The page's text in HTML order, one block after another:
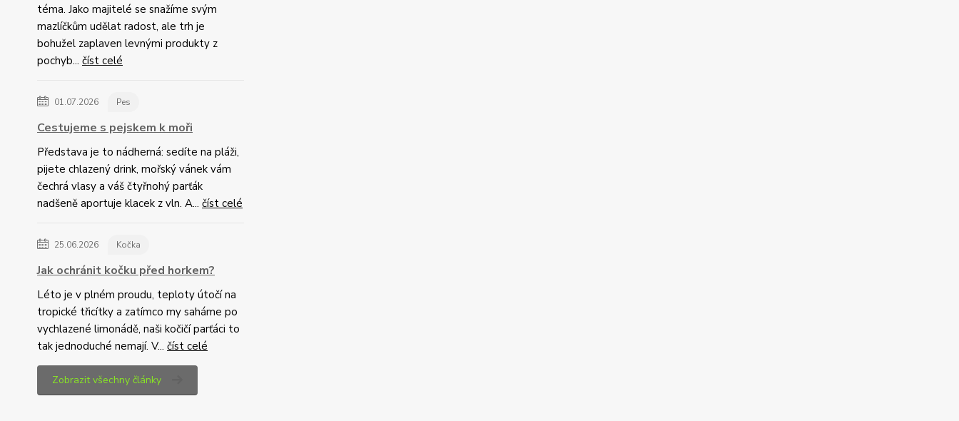
téma. Jako majitelé se snažíme svým
mazlíčkům udělat radost, ale trh je
bohužel zaplaven levnými produkty z
pochyb... číst celé
01.07.2026 Pes
Cestujeme s pejskem k moři
Představa je to nádherná: sedíte na pláži,
pijete chlazený drink, mořský vánek vám
čechrá vlasy a váš čtyřnohý parťák
nadšeně aportuje klacek z vln. A... číst celé
25.06.2026 Kočka
Jak ochránit kočku před horkem?
Léto je v plném proudu, teploty útočí na
tropické třicítky a zatímco my saháme po
vychlazené limonádě, naši kočičí parťáci to
tak jednoduché nemají. V... číst celé
Zobrazit všechny články